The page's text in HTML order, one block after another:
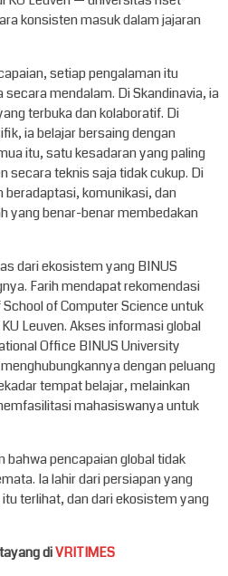
konsisten masuk dalam jajaran
setiap pengalaman itu
mendalam. Di Skandinavia, ia
terbuka dan kolaboratif. Di
ia belajar bersaing dengan
itu, satu kesadaran yang paling
secara teknis saja tidak cukup. Di
beradaptasi, komunikasi, dan
yang benar-benar membedakan
dari ekosistem yang BINUS
Farih mendapat rekomendasi
of Computer Science untuk
Leuven. Akses informasi global
Office BINUS University
dengan peluang
tempat belajar, melainkan
mahasiswanya untuk
bahwa pencapaian global tidak
Ia lahir dari persiapan yang
terlihat, dan dari ekosistem yang
diVRITIMES